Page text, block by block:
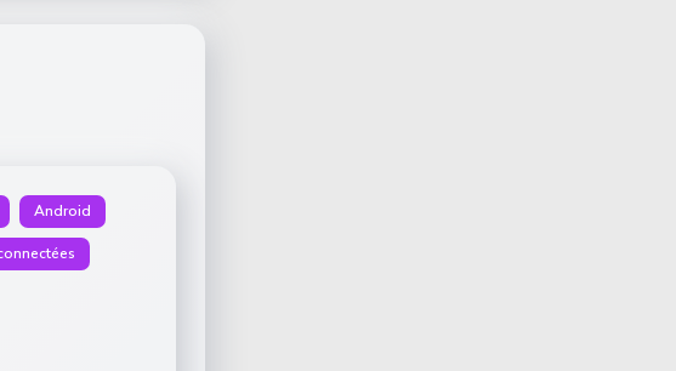
Android